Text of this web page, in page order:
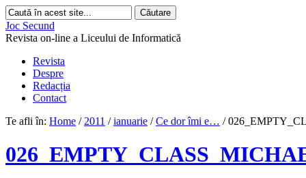
Joc Secund
Revista on-line a Liceului de Informatică
Revista
Despre
Redacția
Contact
Te afli în: Home / 2011 / ianuarie / Ce dor îmi e… /